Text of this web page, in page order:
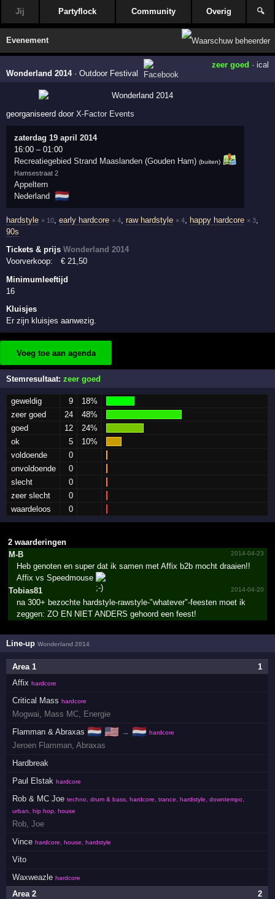
Jij Partyflock Community Overig 🔍
Evenement
Wonderland 2014·Outdoor Festival
zeer goed · ical
georganiseerd doorX-Factor Events
zaterdag 19 april 2014
16:00 –01:00
Recreatiegebied Strand Maaslanden (Gouden Ham) (buiten)
Hamsestraat 2
Appeltern
Nederland
🇳🇱
hardstyle × 10,early hardcore × 4,raw hardstyle × 4, happy hardcore × 3,
90s
Tickets & prijsWonderland 2014
Voorverkoop:
€21,50
Minimumleeftijd
16
Kluisjes
Er zijn kluisjes aanwezig.
Voeg toe aan agenda
Stemresultaat:zeer goed
geweldig 9
18%
zeer goed
24
48%
goed
12
24%
ok
5
10%
voldoende
0
onvoldoende
0
slecht
0
zeer slecht
0
waardeloos
0
2 waarderingen
M-B
2014-04-23
Heb genoten en super dat ik samen met Affix b2b mocht draaien!!
Affix vs Speedmouse
Tobias81
2014-04-20
na 300+ bezochte hardstyle-rawstyle-"whatever"-feesten moet ik
zeggen: ZO EN NIET ANDERS gehoord een feest!
Line-upWonderland 2014
1
Area 1
Affix hardcore
Critical Mass hardcore
Mogwai Mass MC Energie
Flamman & Abraxas 🇳🇱 🇺🇸 → 🇳🇱 hardcore
Jeroen Flamman ,Abraxas
Hardbreak
Paul Elstak hardcore
Rob & MC Joe techno, drum & bass, hardcore, trance, hardstyle, downtempo,
urban, hip hop, house
Rob ,Joe
Vince hardcore, house, hardstyle
Vito
Waxweazle hardcore
2
Area 2